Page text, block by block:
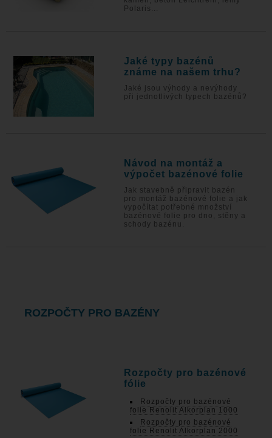
Polaris...
Jaké typy bazénů
známe na našem trhu?
Jaké jsou výhody a nevýhody
při jednotlivých typech bazénů?
Návod na montáž a
výpočet bazénové folie
Jak stavebně připravit bazén
pro montáž bazénové folie a jak
vypočítat potřebné množství
bazénové folie pro dno, stěny a
schody bazénu.
ROZPOČTY PRO BAZÉNY
Rozpočty pro bazénové
fólie
Rozpočty pro bazénové
folie Renolit Alkorplan 1000
Rozpočty pro bazénové
folie Renolit Alkorplan 2000